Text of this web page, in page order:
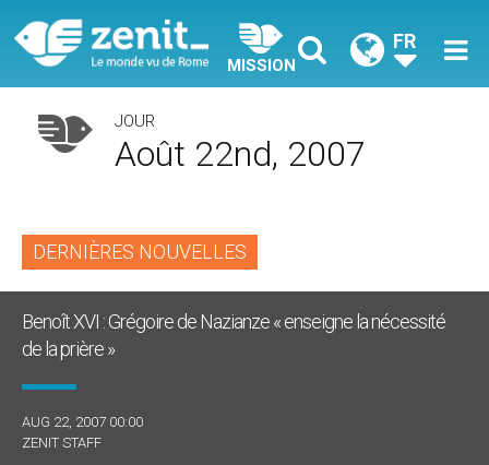
MISSION
FR
JOUR
Août 22nd, 2007
DERNIÈRES NOUVELLES
Benoît XVI : Grégoire de Nazianze « enseigne la nécessité
de la prière »
AUG 22, 2007 00:00
ZENIT STAFF